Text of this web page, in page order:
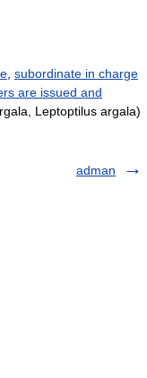
subordinate in charge
are issued and
Leptoptilus argala)
adman